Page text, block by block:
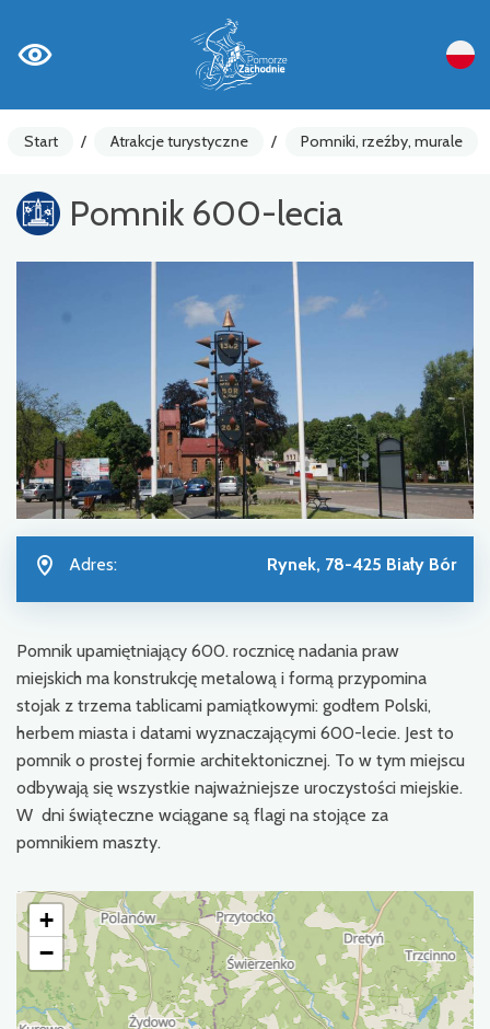
Start / Atrakcje turystyczne / Pomniki, rzeźby, murale
Pomnik 600-lecia
Adres: Rynek, 78-425 Biały Bór
Pomnik upamiętniający 600. rocznicę nadania praw
miejskich ma konstrukcję metalową i formą przypomina
stojak z trzema tablicami pamiątkowymi: godłem Polski,
herbem miasta i datami wyznaczającymi 600-lecie. Jest to
pomnik o prostej formie architektonicznej. To w tym miejscu
odbywają się wszystkie najważniejsze uroczystości miejskie.
W dni świąteczne wciągane są flagi na stojące za
pomnikiem maszty.
+
−